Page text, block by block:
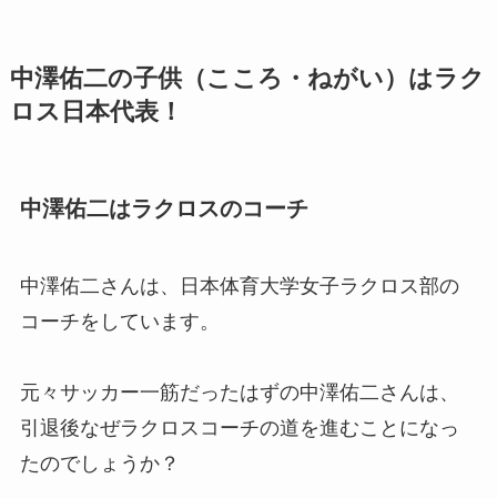
中澤佑二の子供（こころ・ねがい）はラク
ロス日本代表！
中澤佑二はラクロスのコーチ
中澤佑二さんは、日本体育大学女子ラクロス部の
コーチをしています。
元々サッカー一筋だったはずの中澤佑二さんは、
引退後なぜラクロスコーチの道を進むことになっ
たのでしょうか？